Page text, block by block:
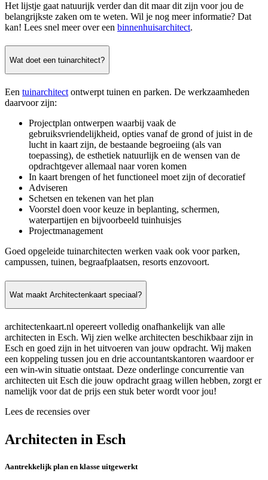
Het lijstje gaat natuurijk verder dan dit maar dit zijn voor jou de
belangrijkste zaken om te weten. Wil je nog meer informatie? Dat
kan! Lees snel meer over een binnenhuisarchitect.
Wat doet een tuinarchitect?
Een tuinarchitect ontwerpt tuinen en parken. De werkzaamheden
daarvoor zijn:
Projectplan ontwerpen waarbij vaak de
gebruiksvriendelijkheid, opties vanaf de grond of juist in de
lucht in kaart zijn, de bestaande begroeiing (als van
toepassing), de esthetiek natuurlijk en de wensen van de
opdrachtgever allemaal naar voren komen
In kaart brengen of het functioneel moet zijn of decoratief
Adviseren
Schetsen en tekenen van het plan
Voorstel doen voor keuze in beplanting, schermen,
waterpartijen en bijvoorbeeld tuinhuisjes
Projectmanagement
Goed opgeleide tuinarchitecten werken vaak ook voor parken,
campussen, tuinen, begraafplaatsen, resorts enzovoort.
Wat maakt Architectenkaart speciaal?
architectenkaart.nl opereert volledig onafhankelijk van alle
architecten in Esch. Wij zien welke architecten beschikbaar zijn in
Esch en goed zijn in het uitvoeren van jouw opdracht. Wij maken
een koppeling tussen jou en drie accountantskantoren waardoor er
een win-win situatie ontstaat. Deze onderlinge concurrentie van
architecten uit Esch die jouw opdracht graag willen hebben, zorgt er
namelijk voor dat de prijs een stuk beter wordt voor jou!
Lees de recensies over
Architecten in Esch
Aantrekkelijk plan en klasse uitgewerkt